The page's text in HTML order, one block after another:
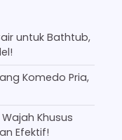
untuk Bathtub,
Komedo Pria,
Khusus
Efektif!